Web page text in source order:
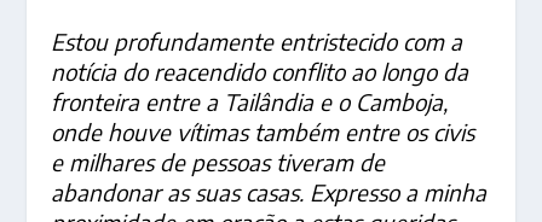
Estou profundamente entristecido com a
notícia do reacendido conflito ao longo da
fronteira entre a Tailândia e o Camboja,
onde houve vítimas também entre os civis
e milhares de pessoas tiveram de
abandonar as suas casas. Expresso a minha